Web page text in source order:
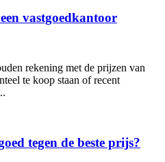
vastgoedkantoor
rekening met de prijzen van
te koop staan of recent
tegen de beste prijs?